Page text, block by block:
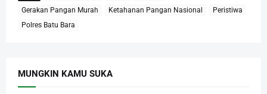
Gerakan Pangan Murah
Ketahanan Pangan Nasional
Peristiwa
Polres Batu Bara
MUNGKIN KAMU SUKA